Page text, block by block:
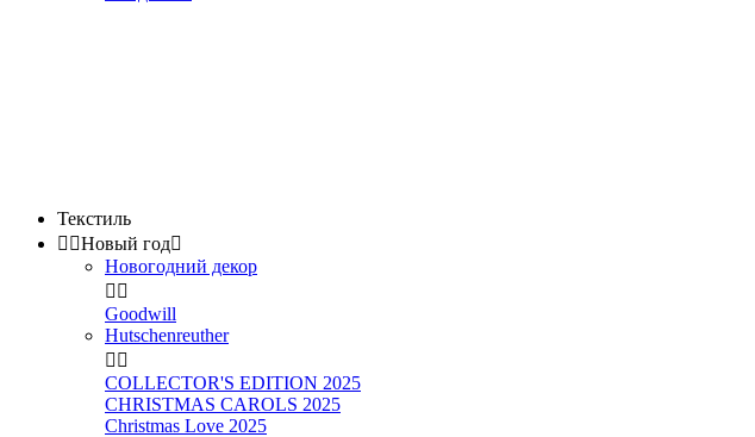
Текстиль
 Новый год
Новогодний декор
 
Goodwill
Hutschenreuther
 
COLLECTOR'S EDITION 2025
CHRISTMAS CAROLS 2025
Christmas Love 2025